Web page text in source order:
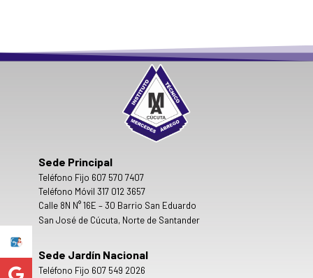
Sede Principal
Teléfono Fijo 607 570 7407
Teléfono Móvil 317 012 3657
Calle 8N N° 16E – 30 Barrio San Eduardo
San José de Cúcuta, Norte de Santander
Sede Jardín Nacional
Teléfono Fijo 607 549 2026